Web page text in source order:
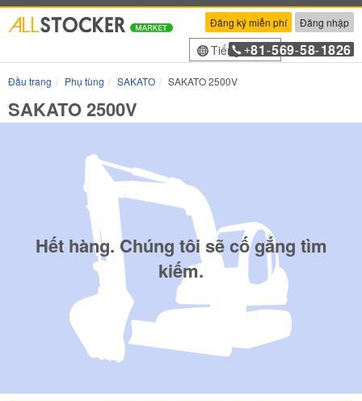
Đăng ký miễn phí Đăng nhập
Tiếng Việt
+81 -569-58-1826
Đầu trang Phụ tùng SAKATO SAKATO 2500V
SAKATO 2500V
Hết hàng. Chúng tôi sẽ cố gắng tìm
kiếm.